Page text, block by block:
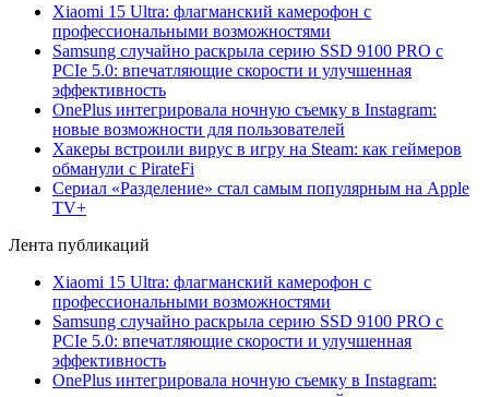
Xiaomi 15 Ultra: флагманский камерофон с
профессиональными возможностями
Samsung случайно раскрыла серию SSD 9100 PRO с
PCIe 5.0: впечатляющие скорости и улучшенная
эффективность
OnePlus интегрировала ночную съемку в Instagram:
новые возможности для пользователей
Хакеры встроили вирус в игру на Steam: как геймеров
обманули с PirateFi
Сериал «Разделение» стал самым популярным на Apple
TV+
Лента публикаций
Xiaomi 15 Ultra: флагманский камерофон с
профессиональными возможностями
Samsung случайно раскрыла серию SSD 9100 PRO с
PCIe 5.0: впечатляющие скорости и улучшенная
эффективность
OnePlus интегрировала ночную съемку в Instagram: